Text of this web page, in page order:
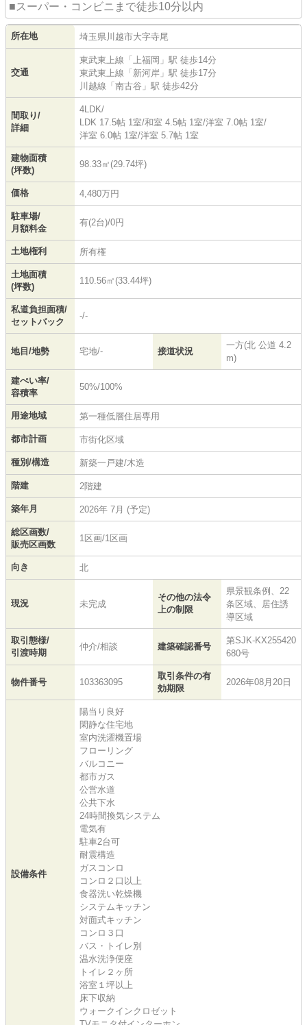
■スーパー・コンビニまで徒歩10分以内
所在地 埼玉県川越市大字寺尾
交通
東武東上線 「 上福岡 」駅 徒歩14分
東武東上線 「 新河岸 」駅 徒歩17分
川越線 「 南古谷 」駅 徒歩42分
間取り/
詳細
4LDK/
LDK 17.5帖 1室/和室 4.5帖 1室/洋室 7.0帖 1室/
洋室 6.0帖 1室/洋室 5.7帖 1室
建物面積
(坪数)
98.33㎡(29.74坪)
価格 4,480万円
駐車場/
月額料金
有(2台)/0円
土地権利 所有権
土地面積
(坪数)
110.56㎡(33.44坪)
私道負担面積/
セットバック
-/-
地目/地勢 宅地/- 接道状況
一方(北 公道 4.2
m)
建ぺい率/
容積率
50%/100%
用途地域 第一種低層住居専用
都市計画 市街化区域
種別/構造 新築一戸建/木造
階建 2階建
築年月 2026年 7月 (予定)
総区画数/
販売区画数
1区画/1区画
向き 北
現況 未完成
その他の法令
上の制限
県景観条例、22
条区域、居住誘
導区域
取引態様/
引渡時期
仲介/相談 建築確認番号
第SJK-KX255420
680号
物件番号 103363095
取引条件の有
効期限
2026年08月20日
設備条件
陽当り良好
閑静な住宅地
室内洗濯機置場
フローリング
バルコニー
都市ガス
公営水道
公共下水
24時間換気システム
電気有
駐車2台可
耐震構造
ガスコンロ
コンロ２口以上
食器洗い乾燥機
システムキッチン
対面式キッチン
コンロ３口
バス・トイレ別
温水洗浄便座
トイレ２ヶ所
浴室１坪以上
床下収納
ウォークインクロゼット